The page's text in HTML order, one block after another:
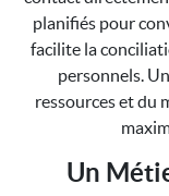
planifiés pour
facilite la
personnels.
ressources et du
Un